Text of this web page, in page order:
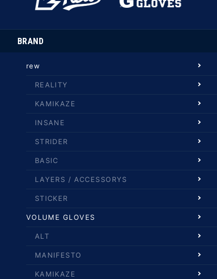
BRAND
rew
REALITY
KAMIKAZE
INSANE
STRIDER
BASIC
LAYERS / ACCESSORYS
STICKER
VOLUME GLOVES
ALT
MANIFESTO
KAMIKAZE